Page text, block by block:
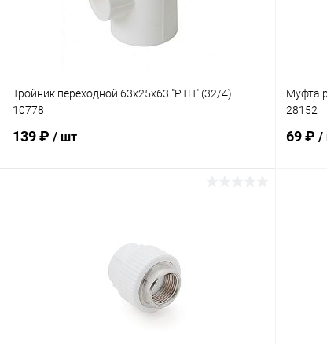
Тройник переходной 63х25х63 "РТП" (32/4)
10778
139 ₽ / шт
В наличии
Муфта
28152
69 ₽ /